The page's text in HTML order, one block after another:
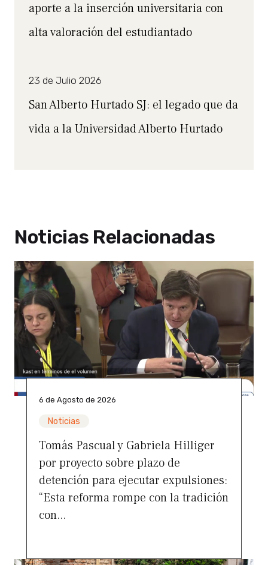
aporte a la inserción universitaria con
alta valoración del estudiantado
23 de Julio 2026
San Alberto Hurtado SJ: el legado que da
vida a la Universidad Alberto Hurtado
Noticias Relacionadas
6 de Agosto de 2026
Noticias
Tomás Pascual y Gabriela Hilliger
por proyecto sobre plazo de
detención para ejecutar expulsiones:
“Esta reforma rompe con la tradición
con...